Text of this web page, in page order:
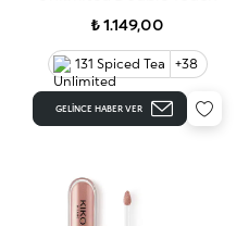
₺ 1.149,00
131 Spiced Tea +38
GELINCE HABER VER